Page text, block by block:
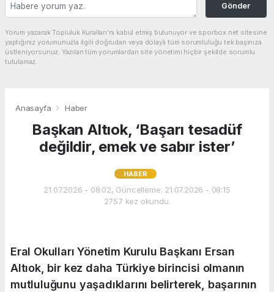
Gönder
Yorum yazarak Topluluk Kuralları’nı kabul etmiş bulunuyor ve sporbox.net sitesine
yaptığınız yorumunuzla ilgili doğrudan veya dolaylı tüm sorumluluğu tek başınıza
üstleniyorsunuz. Yazılan tüm yorumlardan site yönetimi hiçbir şekilde sorumlu
tutulamaz.
Anasayfa Haber
Başkan Altıok, ‘Başarı tesadüf
değildir, emek ve sabır ister’
HABER
21.07.2026 - 08:02, Güncelleme: 21.07.2026 - 08:15
2757 kez okundu.
Eral Okulları Yönetim Kurulu Başkanı Ersan
Altıok, bir kez daha Türkiye birincisi olmanın
mutluluğunu yaşadıklarını belirterek, başarının